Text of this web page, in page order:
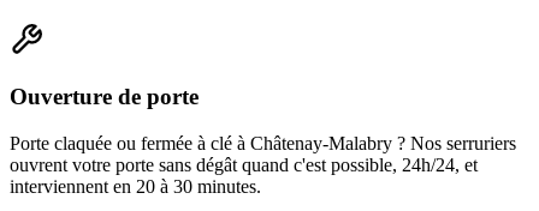
Ouverture de porte
Porte claquée ou fermée à clé à Châtenay-Malabry ? Nos serruriers
ouvrent votre porte sans dégât quand c'est possible, 24h/24, et
interviennent en 20 à 30 minutes.